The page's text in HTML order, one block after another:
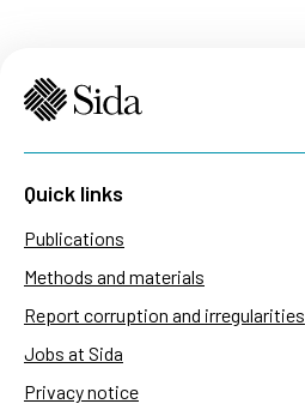
Quick links
Publications
Methods and materials
Report corruption and irregularities
Jobs at Sida
Privacy notice